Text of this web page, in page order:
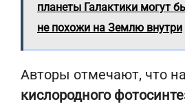
планеты Галактики могут
не похожи на Землю внутри
Авторы отмечают, что
кислородного